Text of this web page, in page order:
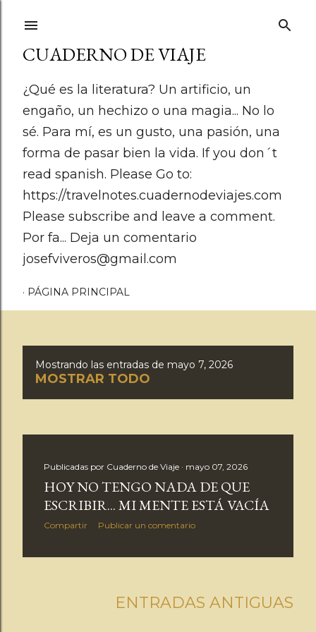
CUADERNO DE VIAJE
¿Qué es la literatura? Un artificio, un
engaño, un hechizo o una magia... No lo
sé. Para mí, es un gusto, una pasión, una
forma de pasar bien la vida. If you don´t
read spanish. Please Go to:
https://travelnotes.cuadernodeviajes.com
Please subscribe and leave a comment.
Por fa... Deja un comentario
josefviveros@gmail.com
PÁGINA PRINCIPAL
t
a
Mostrando las entradas de mayo 7, 2026
MOSTRAR TODO
Publicadas por Cuaderno de Viaje mayo 07, 2026
HOY NO TENGO NADA DE QUE
ESCRIBIR... MI MENTE ESTÁ VACÍA
Compartir Publicar un comentario
ENTRADAS ANTIGUAS